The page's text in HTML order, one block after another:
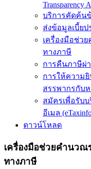
Transparency
บริการคัดค้น
ส่งข้อมูลเบี้ย
เครื่องมือช่ว
ทางภาษี
การคืนภาษีผ่
การให้ความ
สรรพากรกับ
สมัครเพื่อรับ
อีเมล
ดาวน์โหลด
เครื่องมือช่วยคำนวณ
ทางภาษี